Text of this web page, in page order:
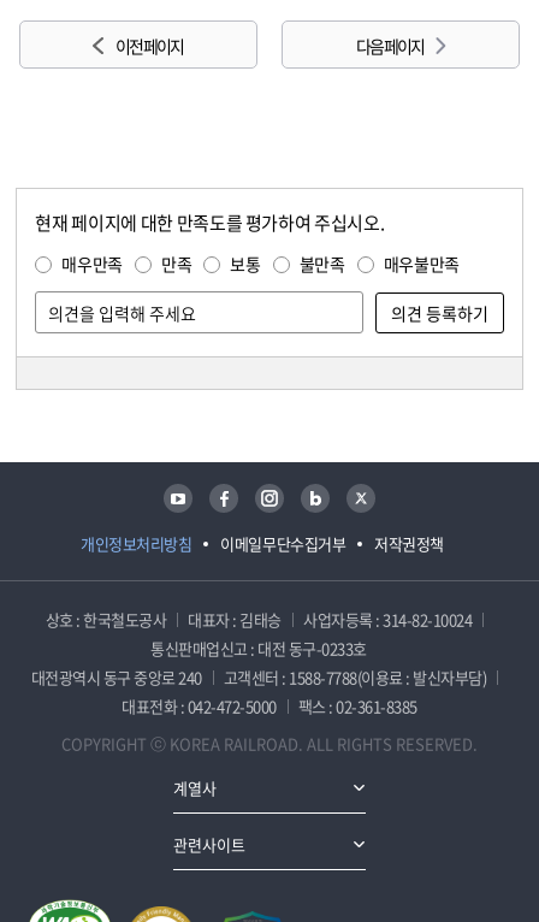
이전 페이지 다음 페이지
현재 페이지에 대한 만족도를 평가하여 주십시오.
매우만족 만족 보통 불만족 매우불만족
개인정보처리방침 이메일무단수집거부 저작권정책
유튜브 페이스북 인스타그램 블로그 트위터
상호 : 한국철도공사 대표자 : 김태승
사업자등록 : 314-82-10024
통신판매업신고 : 대전 동구-0233호
대전광역시 동구 중앙로 240
고객센터 : 1588-7788(이용료 : 발신자부담)
대표전화 : 042-472-5000
팩스 : 02-361-8385
COPYRIGHT ⓒ KOREA RAILROAD. ALL RIGHTS RESERVED.
계열사
관련사이트